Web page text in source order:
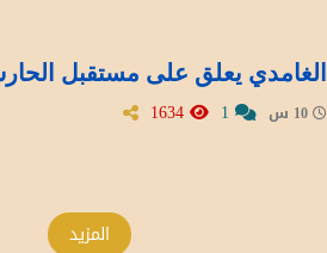
الغامدي يعلق على مستقبل
المزيد